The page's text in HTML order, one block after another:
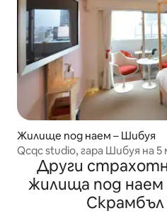
Жилище под наем – Шибуя
Qcqc studio, гара Шибуя на
Други
жилища под
Скрамбъл